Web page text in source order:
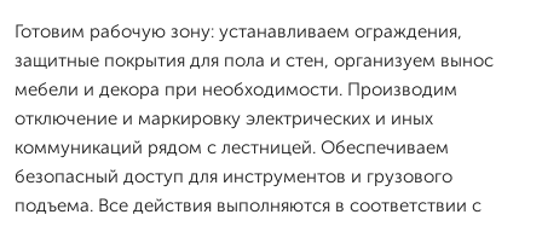
Готовим рабочую зону: устанавливаем ограждения,
защитные покрытия для пола и стен, организуем вынос
мебели и декора при необходимости. Производим
отключение и маркировку электрических и иных
коммуникаций рядом с лестницей. Обеспечиваем
безопасный доступ для инструментов и грузового
подъема. Все действия выполняются в соответствии с